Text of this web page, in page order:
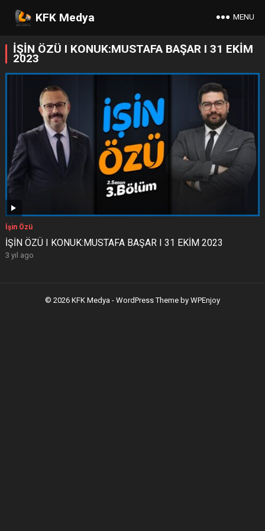
KFK Medya MENU
İŞİN ÖZÜ I KONUK:MUSTAFA BAŞAR I 31 EKİM
2023
İşin Özü
İŞİN ÖZÜ I KONUK:MUSTAFA BAŞAR I 31 EKİM 2023
3 yıl ago
© 2026 KFK Medya - WordPress Theme by WPEnjoy